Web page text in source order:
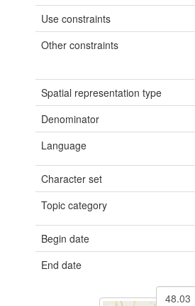
Use constraints
Other constraints
Spatial representation type
Denominator
Language
Character set
Topic category
Begin date
End date